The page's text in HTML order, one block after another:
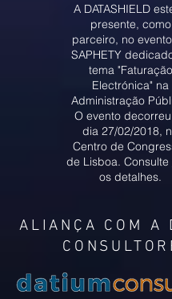
A DATASHIELD
presente, como
parceiro, no
SAPHETY
tema "Faturação
Electrónica" na
Administração
O evento
dia 27/02/2018,
Centro de
de Lisboa. Consulte
os detalhes.
ALIANÇA COM A